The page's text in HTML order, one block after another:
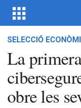
SELECCIÓ
La
obre les